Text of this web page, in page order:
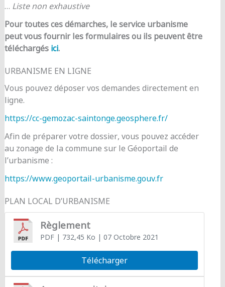
… Liste non exhaustive
Pour toutes ces démarches, le service urbanisme
peut vous fournir les formulaires ou ils peuvent être
téléchargés ici.
URBANISME EN LIGNE
Vous pouvez déposer vos demandes directement en
ligne.
https://cc-gemozac-saintonge.geosphere.fr/
Afin de préparer votre dossier, vous pouvez accéder
au zonage de la commune sur le Géoportail de
l’urbanisme :
https://www.geoportail-urbanisme.gouv.fr
PLAN LOCAL D’URBANISME
Règlement
PDF| 732,45 Ko | 07 Octobre 2021
Télécharger